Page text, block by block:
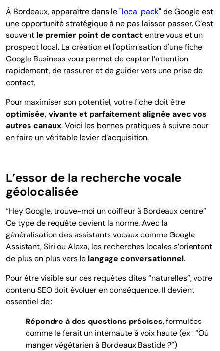
À Bordeaux, apparaître dans le "local pack" de Google est
une opportunité stratégique à ne pas laisser passer. C’est
souvent le premier point de contactentre vous et un
prospect local. La création et l'optimisation d'une fiche
Google Business vous permet de capter l’attention
rapidement, de rassurer et de guider vers une prise de
contact.
Pour maximiser son potentiel, votre fiche doit être
optimisée, vivante et parfaitement alignée avec vos
autres canaux. Voici les bonnes pratiques à suivre pour
en faire un véritable levier d’acquisition.
L’essor de la recherche vocale
géolocalisée
“Hey Google, trouve-moi un coiffeur à Bordeaux centre”
Ce type de requête devient la norme. Avec la
généralisation des assistants vocaux comme Google
Assistant, Siri ou Alexa, les recherches locales s’orientent
de plus en plus vers le langage conversationnel.
Pour être visible sur ces requêtes dites “naturelles”, votre
contenu SEO doit évoluer en conséquence. Il devient
essentiel de :
Répondre à des questions précises, formulées
comme le ferait un internaute à voix haute (ex : “Où
manger végétarien à Bordeaux Bastide ?”)